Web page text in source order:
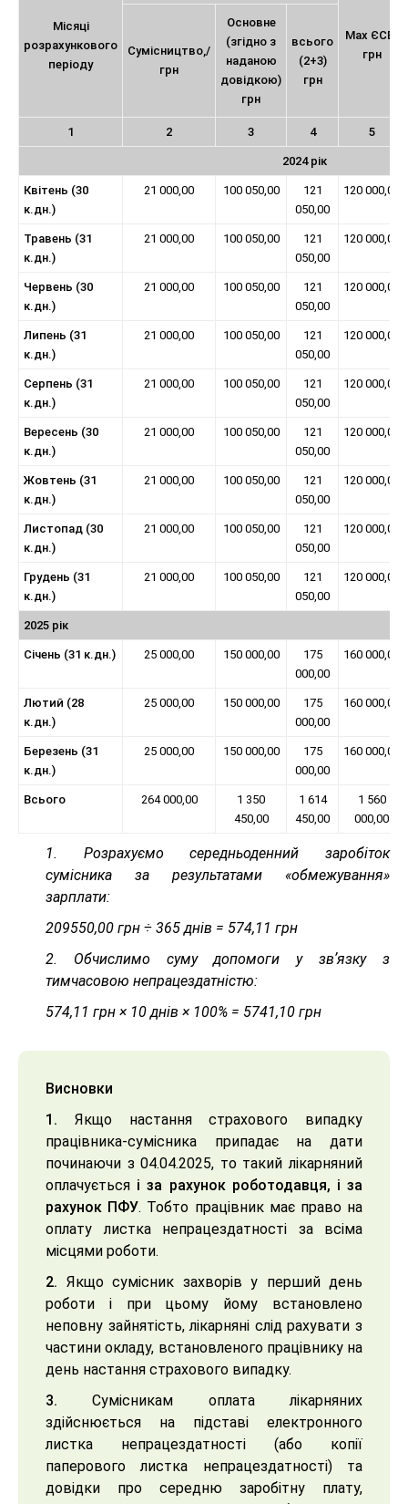
Місяці
розрахункового
періоду
Max ЄСВ/
грн
Сумісництво,/
грн
Основне
(згідно з
наданою
довідкою)
грн
всього
(2+3)
грн
1 2 3 4 5
2024 рік
Квітень (30
к.дн.)
21 000,00 100 050,00
121
050,00
120 000,00
Травень (31
к.дн.)
21 000,00 100 050,00
121
050,00
120 000,00
Червень (30
к.дн.)
21 000,00 100 050,00
121
050,00
120 000,00
Липень (31
к.дн.)
21 000,00 100 050,00
121
050,00
120 000,00
Серпень (31
к.дн.)
21 000,00 100 050,00
121
050,00
120 000,00
Вересень (30
к.дн.)
21 000,00 100 050,00
121
050,00
120 000,00
Жовтень (31
к.дн.)
21 000,00 100 050,00
121
050,00
120 000,00
Листопад (30
к.дн.)
21 000,00 100 050,00
121
050,00
120 000,00
Грудень (31
к.дн.)
21 000,00 100 050,00
121
050,00
120 000,00
2025 рік
Січень (31 к.дн.) 25 000,00 150 000,00
175
000,00
160 000,00
Лютий (28
к.дн.)
25 000,00 150 000,00
175
000,00
160 000,00
Березень (31
к.дн.)
25 000,00 150 000,00
175
000,00
160 000,00
Всього 264 000,00
1 350
450,00
1 614
450,00
1 560
000,00
1. Розрахуємо середньоденний заробіток
сумісника за результатами «обмежування»
зарплати:
209550,00 грн ÷ 365 днів = 574,11 грн
2. Обчислимо суму допомоги у звʼязку з
тимчасовою непрацездатністю:
574,11 грн × 10 днів × 100% = 5741,10 грн
Висновки
1. Якщо настання страхового випадку
працівника-сумісника припадає на дати
починаючи з 04.04.2025, то такий лікарняний
оплачується і за рахунок роботодавця, і за
рахунок ПФУ. Тобто працівник має право на
оплату листка непрацездатності за всіма
місцями роботи.
2. Якщо сумісник захворів у перший день
роботи і при цьому йому встановлено
неповну зайнятість, лікарняні слід рахувати з
частини окладу, встановленого працівнику на
день настання страхового випадку.
3. Сумісникам оплата лікарняних
здійснюється на підставі електронного
листка непрацездатності (або копії
паперового листка непрацездатності) та
довідки про середню заробітну плату,